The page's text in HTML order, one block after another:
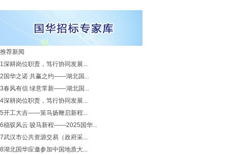
推荐新闻
1深耕岗位职责，笃行协同发展...
2 国华之诺 共赢之约——湖北国...
3春风有信 绿意常新——湖北国...
4深耕岗位职责，笃行协同发展...
5开工大吉——策马扬鞭启新程...
6稳驭风云 骏马新程——2025国华...
7武汉市公共资源交易（政府采...
8湖北国华应邀参加中国地质大...